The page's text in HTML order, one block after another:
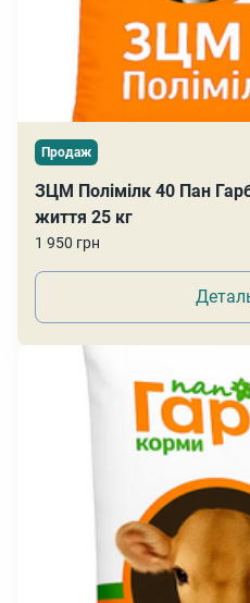
Продаж
ЗЦМ Полімілк 40 Пан
життя 25 кг
1 950 грн